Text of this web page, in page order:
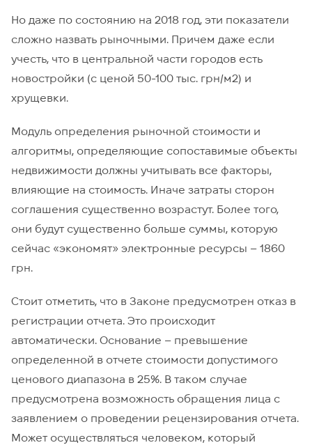
Но даже по состоянию на 2018 год, эти показатели
сложно назвать рыночными. Причем даже если
учесть, что в центральной части городов есть
новостройки (с ценой 50-100 тыс. грн/м2) и
хрущевки.
Модуль определения рыночной стоимости и
алгоритмы, определяющие сопоставимые объекты
недвижимости должны учитывать все факторы,
влияющие на стоимость. Иначе затраты сторон
соглашения существенно возрастут. Более того,
они будут существенно больше суммы, которую
сейчас «экономят» электронные ресурсы – 1860
грн.
Стоит отметить, что в Законе предусмотрен отказ в
регистрации отчета. Это происходит
автоматически. Основание – превышение
определенной в отчете стоимости допустимого
ценового диапазона в 25%. В таком случае
предусмотрена возможность обращения лица с
заявлением о проведении рецензирования отчета.
Может осуществляться человеком, который